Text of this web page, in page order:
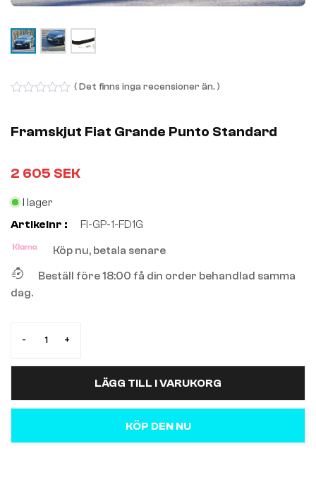
of
5
( Det finns inga recensioner än. )
Framskjut Fiat Grande Punto Standard
2 605 SEK
I lager
Artikelnr :
FI-GP-1-FD1G
Köp nu, betala senare
Beställ före 18:00 få din order behandlad samma
dag.
- +
LÄGG TILL I VARUKORG
KÖP DEN NU